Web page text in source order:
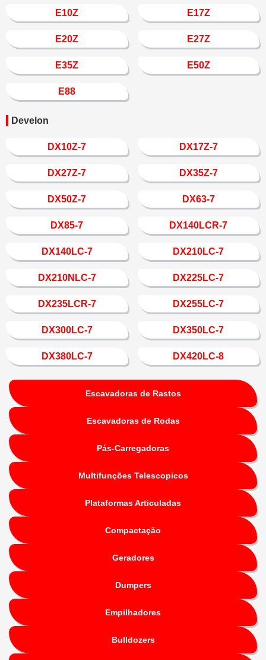
E10Z E17Z
E20Z E27Z
E35Z E50Z
E88
Develon
DX10Z-7 DX17Z-7
DX27Z-7 DX35Z-7
DX50Z-7 DX63-7
DX85-7 DX140LCR-7
DX140LC-7 DX210LC-7
DX210NLC-7 DX225LC-7
DX235LCR-7 DX255LC-7
DX300LC-7 DX350LC-7
DX380LC-7 DX420LC-8
Escavadoras de Rastos
Escavadoras de Rodas
Pás-Carregadoras
Multifunções Telescopicos
Plataformas Articuladas
Compactação
Geradores
Dumpers
Empilhadores
Bulldozers